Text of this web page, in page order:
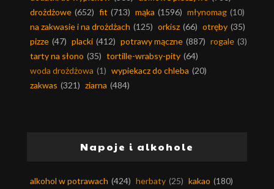
drożdżowe (652) fit (713) mąka (1596) młynomag (10)
na zakwasie i na drożdżach (125) orkisz (66) otręby (35)
pizze (47) placki (412) potrawy mączne (887) rogale (3)
tarty na słono (35) tortille-wrabsy-pity (64)
woda drożdżowa (1) wypiekacz do chleba (20)
zakwas (321) ziarna (484)
Napoje i alkohole
alkohol w potrawach (424) herbaty (25) kakao (180)